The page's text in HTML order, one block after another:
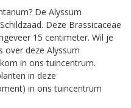
De Alyssum
Deze Brassicaceae
15 centimeter. Wil je
deze Alyssum
in ons tuincentrum.
in deze
in ons tuincentrum